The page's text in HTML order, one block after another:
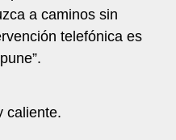
a caminos sin
telefónica es
caliente.